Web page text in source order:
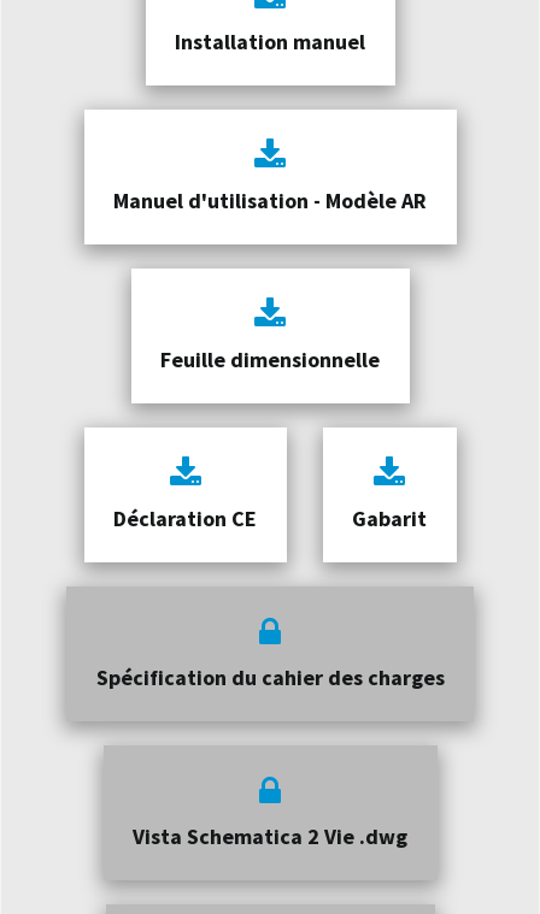
Installation manuel
Manuel d'utilisation - Modèle AR
Feuille dimensionnelle
Déclaration CE Gabarit
Spécification du cahier des charges
Vista Schematica 2 Vie .dwg